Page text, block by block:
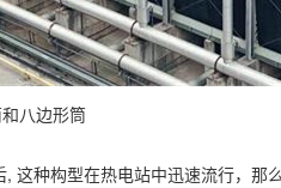
八边形筒
种构型在热电站中迅速流行，那